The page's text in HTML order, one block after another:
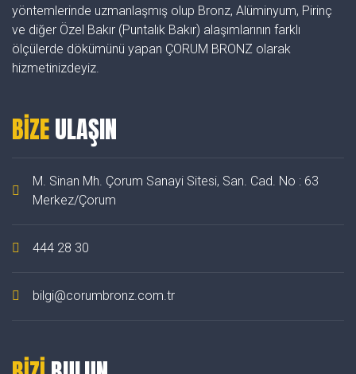
yöntemlerinde uzmanlaşmış olup Bronz, Alüminyum, Pirinç
ve diğer Özel Bakır (Puntalık Bakır) alaşımlarının farklı
ölçülerde dökümünü yapan ÇORUM BRONZ olarak
hizmetinizdeyiz.
BİZEULAŞIN
M. Sinan Mh. Çorum Sanayi Sitesi, San. Cad. No : 63
Merkez/Çorum
444 28 30
bilgi@corumbronz.com.tr